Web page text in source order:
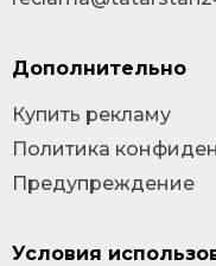
Условия
Дополнительно
Купить рекламу
Политика
Предупреждение